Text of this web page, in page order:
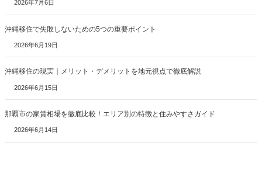
2026年7月6日
沖縄移住で失敗しないための5つの重要ポイント
2026年6月19日
沖縄移住の現実｜メリット・デメリットを地元視点で徹底解説
2026年6月15日
那覇市の家賃相場を徹底比較！エリア別の特徴と住みやすさガイド
2026年6月14日